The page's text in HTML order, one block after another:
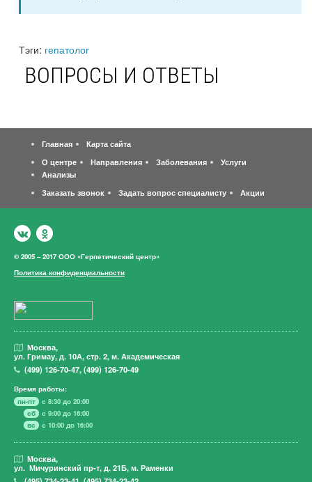
Тэги: гепатолог
ВОПРОСЫ И ОТВЕТЫ
Главная
Карта сайта
О центре
Направления Заболевания
Услуги
Анализы
Заказать звонок
Задать вопрос специалисту Акции
© 2005 – 2017 ООО «Герпетический центр»
Политика конфиденциальности
Москва,
ул. Гримау, д. 10А, стр. 2, м. Академическая
(499)126-70-47,(499)126-70-49
Время работы:
пн-пт
с 8:30 до 20:00
сб
с 9:00 до 16:00
вс
с 10:00 до 16:00
Москва,
ул. Мичуринский пр-т, д. 21Б, м. Раменки